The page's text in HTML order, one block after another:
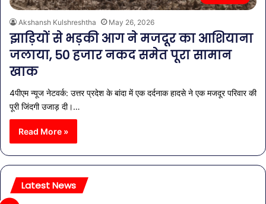
Akshansh Kulshreshtha May 26, 2026
झाड़ियों से भड़की आग ने मजदूर का आशियाना
जलाया, 50 हजार नकद समेत पूरा सामान
खाक
4पीएम न्यूज नेटवर्क: उत्तर प्रदेश के बांदा में एक दर्दनाक हादसे ने एक मजदूर परिवार की
पूरी जिंदगी उजाड़ दी।…
Read More »
Latest News